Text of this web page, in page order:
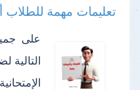
تعليمات مهمة للطلاب
على
التالية